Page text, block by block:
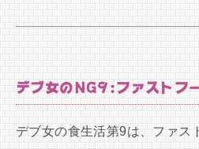
デブ女のNG9:ファストフ
デブ女の食生活第9は、ファス